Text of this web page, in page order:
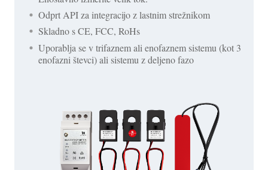
Odprt API za integracijo z lastnim strežnikom
Skladno s CE, FCC, RoHs
Uporablja se v trifaznem ali enofaznem sistemu (kot 3
enofazni števci) ali sistemu z deljeno fazo